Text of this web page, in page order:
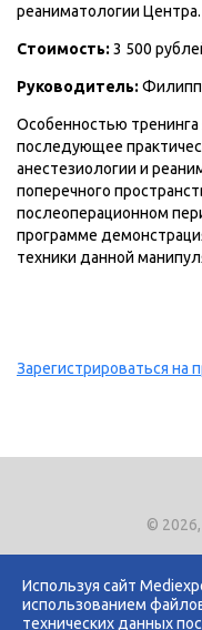
Используя сайт
использованием
технических данных
реаниматологии Центра.
Стоимость: 3 500
Руководитель:
Особенностью тренинга
последующее
анестезиологии и
поперечного
послеоперационном
программе
техники данной
Зарегистрироваться на
©
Тел.
E-
Политика